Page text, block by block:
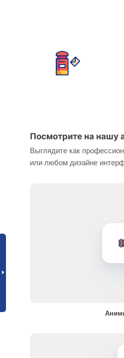
Посмотрите на нашу
Выглядите как
или любом дизайне